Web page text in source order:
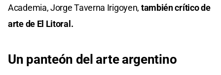
Academia, Jorge Taverna Irigoyen, también crítico de
arte de El Litoral.
Un panteón del arte argentino